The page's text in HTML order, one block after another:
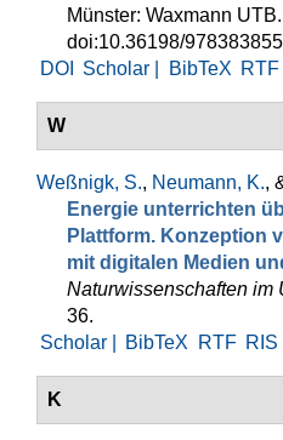
Münster: Waxmann UTB.
doi:10.36198/
DOI
Scholar | BibTeX RTF
W
Weßnigk, S., Neumann, K.,
Energie unterrichten
Plattform. Konzeption
mit digitalen Medien
Naturwissenschaften im
36.
Scholar |
BibTeX RTF RIS
K